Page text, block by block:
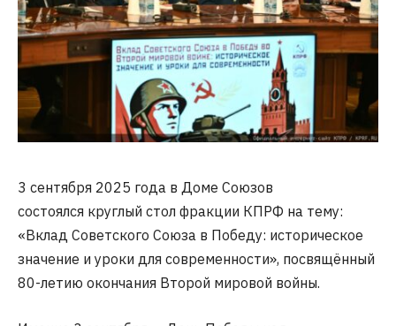
3 сентября 2025 года в Доме Союзов
состоялся круглый стол фракции КПРФ на тему:
«Вклад Советского Союза в Победу: историческое
значение и уроки для современности», посвящённый
80-летию окончания Второй мировой войны.